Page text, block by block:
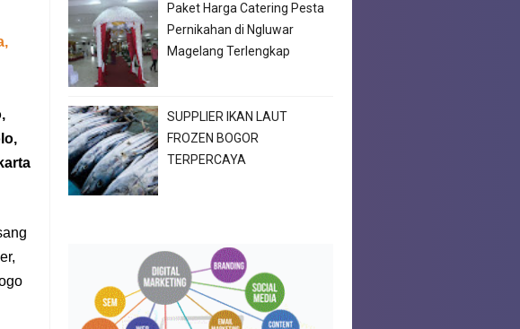
,
Paket Harga Catering Pesta
Pernikahan di Ngluwar
Magelang Terlengkap
SUPPLIER IKAN LAUT
FROZEN BOGOR
TERPERCAYA